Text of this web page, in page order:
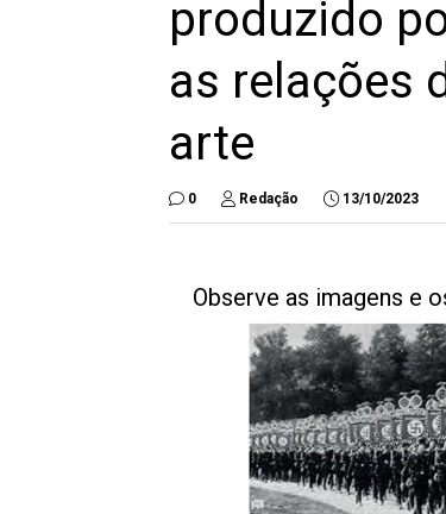
produzido
as relações
arte
0 Redação 13/10/2023
Observe as imagens e